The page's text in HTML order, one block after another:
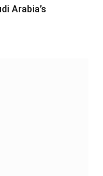
Arabia’s